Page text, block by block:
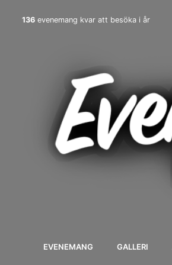
136 evenemang kvar att besöka i år
EVENEMANG GALLERI